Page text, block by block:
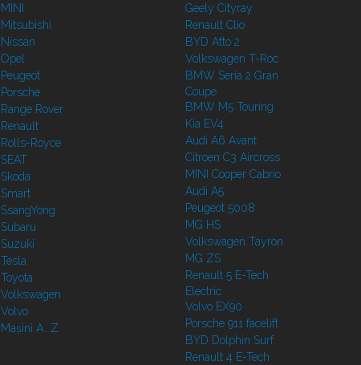
MINI
Mitsubishi
Nissan
Opel
Peugeot
Porsche
Range Rover
Renault
Rolls-Royce
SEAT
Skoda
Smart
SsangYong
Subaru
Suzuki
Tesla
Toyota
Volkswagen
Volvo
Mașini A...Z
Geely Cityray
Renault Clio
BYD Atto 2
Volkswagen T-Roc
BMW Seria 2 Gran
Coupe
BMW M5 Touring
Kia EV4
Audi A6 Avant
Citroen C3 Aircross
MINI Cooper Cabrio
Audi A5
Peugeot 5008
MG HS
Volkswagen Tayron
MG ZS
Renault 5 E-Tech
Electric
Volvo EX90
Porsche 911 facelift
BYD Dolphin Surf
Renault 4 E-Tech